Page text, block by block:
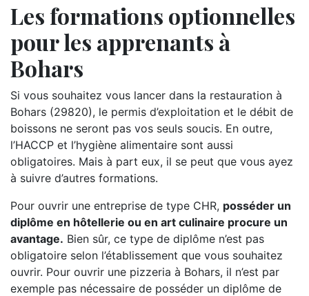
Les formations optionnelles
pour les apprenants à
Bohars
Si vous souhaitez vous lancer dans la restauration à
Bohars (29820), le permis d’exploitation et le débit de
boissons ne seront pas vos seuls soucis. En outre,
l’HACCP et l’hygiène alimentaire sont aussi
obligatoires. Mais à part eux, il se peut que vous ayez
à suivre d’autres formations.
Pour ouvrir une entreprise de type CHR, posséder un
diplôme en hôtellerie ou en art culinaire procure un
avantage. Bien sûr, ce type de diplôme n’est pas
obligatoire selon l’établissement que vous souhaitez
ouvrir. Pour ouvrir une pizzeria à Bohars, il n’est par
exemple pas nécessaire de posséder un diplôme de